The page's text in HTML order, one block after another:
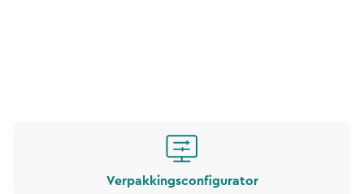
Verpakkingsconfigurator